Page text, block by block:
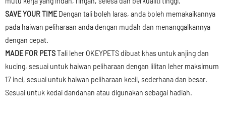
SAVE YOUR TIMEDengan tali boleh laras, anda boleh memakaikannya
pada haiwan peliharaan anda dengan mudah dan menanggalkannya
dengan cepat.
MADE FOR PETSTali leher OKEYPETS dibuat khas untuk anjing dan
kucing, sesuai untuk haiwan peliharaan dengan lilitan leher maksimum
17 inci, sesuai untuk haiwan peliharaan kecil, sederhana dan besar.
Sesuai untuk kedai dandanan atau digunakan sebagai hadiah.